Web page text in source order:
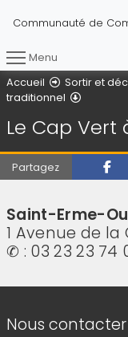
Communauté de
Menu
Vous êtes ici :
Accueil
Sortir et
traditionnel
Le Cap Vert
Partagez
Saint-Erme-
1 Avenue de la
✆ : 03 23 23 74
Informations
Nous contacter